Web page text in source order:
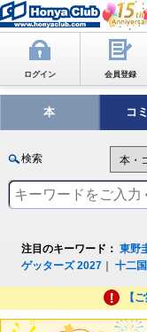
ログイン 会員登録
本 コ
検索
注目のキーワード： 東野
ゲッターズ 2027 ｜十二
【